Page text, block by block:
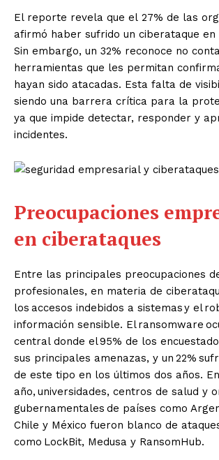
El reporte revela que el 27% de las
afirmó haber sufrido un ciberataque en
Sin embargo, un 32% reconoce no
herramientas que les permitan
hayan sido atacadas. Esta falta de
siendo una barrera crítica para la
ya que impide detectar, responder y
incidentes.
Preocupaciones
en ciberataques
Entre las principales preocupaciones
profesionales, en materia de
los accesos indebidos a sistemas y el
información sensible. El ransomware
central donde el 95% de los
sus principales amenazas, y un 22%
de este tipo en los últimos dos años.
año, universidades, centros de salud y
gubernamentales de países como
Chile y México fueron blanco de
como LockBit, Medusa y RansomHub.